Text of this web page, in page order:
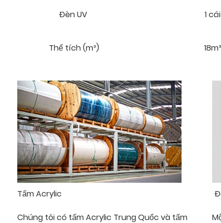
Đèn UV ​ 1 cái
Thể tích (m³) 18m³
Tấm Acrylic
Chúng tôi có tấm Acrylic Trung Quốc và tấm